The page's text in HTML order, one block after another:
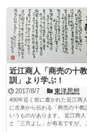
近江商人「商売の十教
訓」より学ぶ！
2017/8/7 東洋思想
400年近く前に書かれた近江商
に古来から伝わる「商売の十教
いうものがあります。 近江商人
と「三方よし」が有名ですが、